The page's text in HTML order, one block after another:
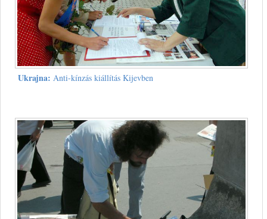
Ukrajna: Anti-kínzás kiállítás Kijevben